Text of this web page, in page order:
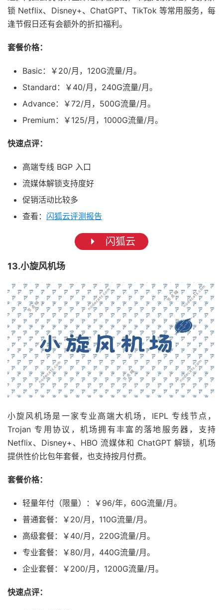
锁 Netflix、Disney+、ChatGPT、TikTok 等常用服务，每
逢节假日还有会额外的折扣福利。
套餐价格：
Basic：￥20/月，120G流量/月。
Standard：￥40/月，240G流量/月。
Advance：￥72/月，500G流量/月。
Premium：￥125/月，1000G流量/月。
快速点评：
高端专线 BGP 入口
流媒体解锁支持度好
促销活动比较多
查看： 闪狐云评测报告
闪狐云
13.小旋风机场
小旋风机场是一家专业高端大机场，IEPL 专线节点，
Trojan 专用协议，机场拥有丰富的落地服务器，支持
Netflix、Disney+、HBO 流媒体和 ChatGPT 解锁，机场
提供性价比包年套餐，也支持按月付费。
套餐价格：
轻量年付（限量）：￥96/年，60G流量/月。
普通套餐：￥20/月，110G流量/月。
高级套餐：￥40/月，220G流量/月。
专业套餐：￥80/月，440G流量/月。
企业套餐：￥200/月，1200G流量/月。
快速点评：